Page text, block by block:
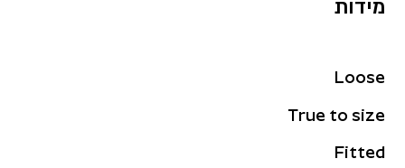
מידות
Loose
True to size
Fitted